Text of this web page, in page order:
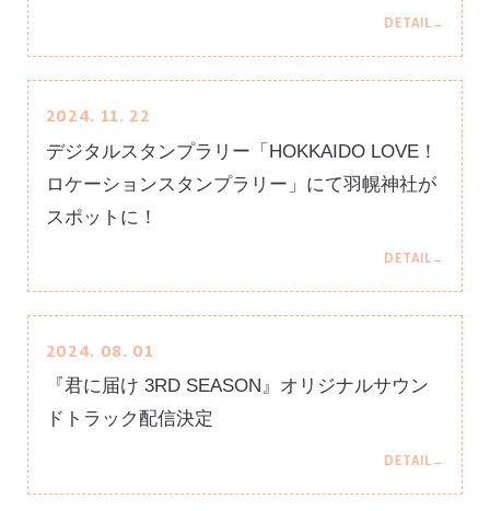
ムービー
スタッフ＆キャスト
STAFF&CAST
主題歌
公式SNS
@kimitodo_pr
2024. 11. 22
デジタルスタンプラリー「HOKKAIDO LOVE！
ロケーションスタンプラリー」にて羽幌神社が
スポットに！
2024. 08. 01
『君に届け 3RD SEASON』オリジナルサウン
ドトラック配信決定